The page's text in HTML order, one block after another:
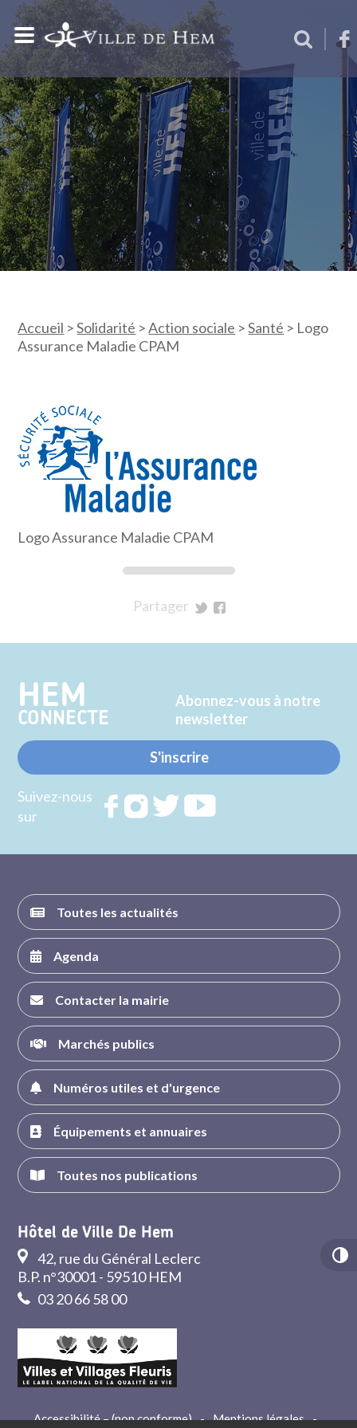
Accueil >Solidarité >Action sociale >Santé > Logo
Assurance Maladie CPAM
Logo Assurance Maladie CPAM
Partager
Twitter
Facebook
HEM
CONNECTE
Abonnez-vous à notre
newsletter
S'inscrire
Suivez-nous
sur
RejoignezRejoignezRejoignez
Toutes les actualités
Agenda
Contacter la mairie
Marchés publics
Numéros utiles et d'urgence
Équipements et annuaires
Toutes nos publications
Hôtel de Ville De Hem
42, rue du Général Leclerc
B.P. n°30001 - 59510 HEM
03 20 66 58 00
Accessibilité – (non conforme) - Mentions légales -